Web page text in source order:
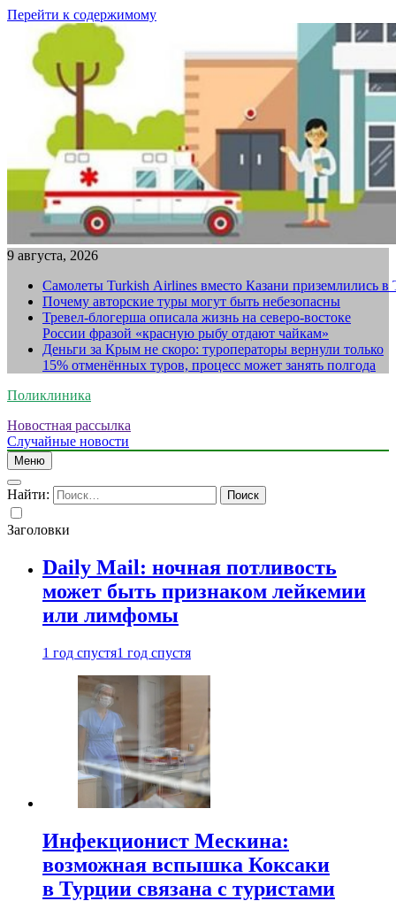
Перейти к содержимому
9 августа, 2026
Самолеты Turkish Airlines вместо Казани приземлились в
Почему авторские туры могут быть небезопасны
Тревел-блогерша описала жизнь на северо-востоке
России фразой «красную рыбу отдают чайкам»
Деньги за Крым не скоро: туроператоры вернули только
15% отменённых туров, процесс может занять полгода
Поликлиника
Новостная рассылка
Случайные новости
Меню
Найти:
Заголовки
Daily Mail: ночная потливость
может быть признаком лейкемии
или лимфомы
1 год спустя1 год спустя
Инфекционист Мескина:
возможная вспышка Коксаки
в Турции связана с туристами